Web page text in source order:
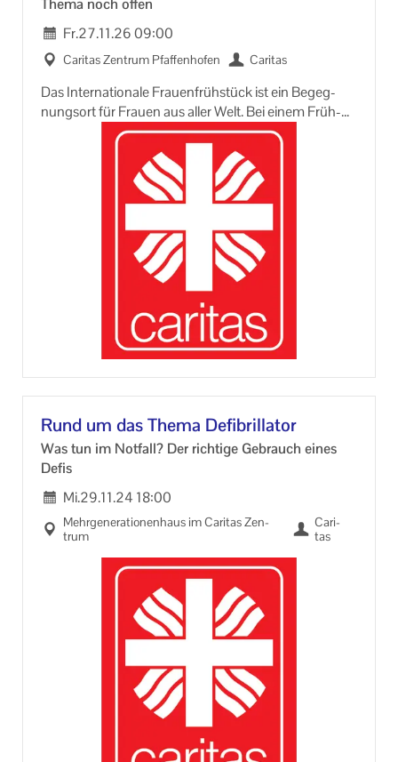
Thema noch offen
Fr.27.11.2609:00
Ca­ri­tas Zen­trum Pfaf­fen­ho­fen Ca­ri­tas
Das In­ter­na­tio­na­le Frau­en­früh­stück ist ein Be­geg­
nungs­ort für Frau­en aus aller Welt. Bei einem Früh­
stücks­buf­fet tref­fen sich Ein­hei­mi­sche und Neu­zu­
ge­zo­ge­ne mit und ohne Mi­gra­ti­ons­er­fah­rung zum
Ken­nen­ler­nen und Aus­tau­schen. Alle Frau­en sind
Über einen frei­wil­li­gen Bei­trag zum Früh­stücks­buf­fet
wür­den wir uns freu­en.
Die Ver­an­stal­tung ist kos­ten­los.
Rund um das Thema De­fi­bril­la­tor
Was tun im Not­fall? Der rich­ti­ge Ge­brauch eines
Defis
Mi.29.11.24 18:00
Mehr­ge­nera­tio­nen­haus im Ca­ri­tas Zen­
trum
Ca­ri­
tas